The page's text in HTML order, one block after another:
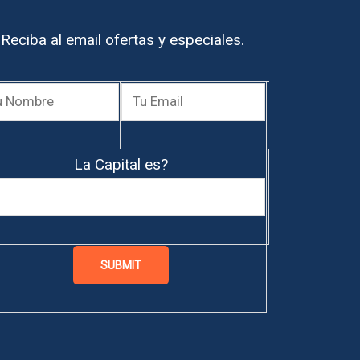
Reciba al email ofertas y especiales.
La Capital es?